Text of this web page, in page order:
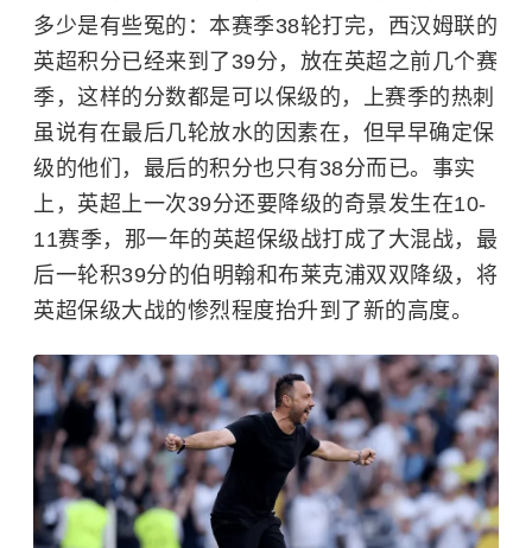
多少是有些冤的：本赛季38轮打完，西汉姆联的
英超积分已经来到了39分，放在英超之前几个赛
季，这样的分数都是可以保级的，上赛季的热刺
虽说有在最后几轮放水的因素在，但早早确定保
级的他们，最后的积分也只有38分而已。事实
上，英超上一次39分还要降级的奇景发生在10-
11赛季，那一年的英超保级战打成了大混战，最
后一轮积39分的伯明翰和布莱克浦双双降级，将
英超保级大战的惨烈程度抬升到了新的高度。